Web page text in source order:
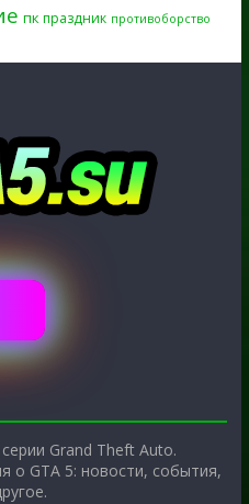
пк праздник противоборство
Grand Theft Auto.
о GTA 5: новости, события,